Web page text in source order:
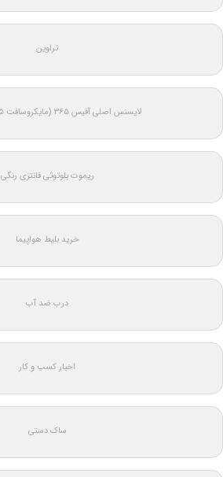
تراوین
لایسنس اصلی آفیس ۳۶۵ (مایکروسافت ۳۶۵) اورجینال
ریموت بلوتوثی فانتزی رنگی
خرید بلیط هواپیما
درب ضد آب
اخبار کسب و کار
ساک دستی